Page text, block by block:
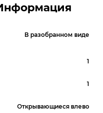
В разобранном виде
1
1
Открывающиеся влево